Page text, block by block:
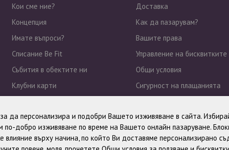
Кои сме ние?
Концепция
Имате въпроси?
Списание Be Fit
Събития в обектите ни
Клубни карти
Доставка
Как да пазарувам?
Вашите права
Управление на бисквитките
Общи условия
Сигурност на плащанията
Новини
да персонализира и подобри Вашето изживяване в сайта.
добро изживяване по време на Вашето онлайн пазаруване.
влияние върху начина, по който Ви доставяме персонализирано